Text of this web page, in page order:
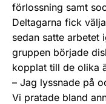
förlossning samt
Deltagarna fick
sedan satte arbetet
gruppen började
kopplat till de olika
– Jag lyssnade på
Vi pratade bland